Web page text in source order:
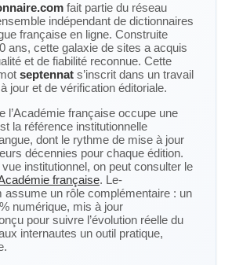
fait partie du réseau
indépendant de dictionnaires
française en ligne. Construite
ans, cette galaxie de sites a acquis
et de fiabilité reconnue. Cette
septennat s’inscrit dans un travail
jour et de vérification éditoriale.
l’Académie française occupe une
la référence institutionnelle
dont le rythme de mise à jour
décennies pour chaque édition.
institutionnel, on peut consulter le
française. Le-
assume un rôle complémentaire : un
numérique, mis à jour
pour suivre l’évolution réelle du
internautes un outil pratique,